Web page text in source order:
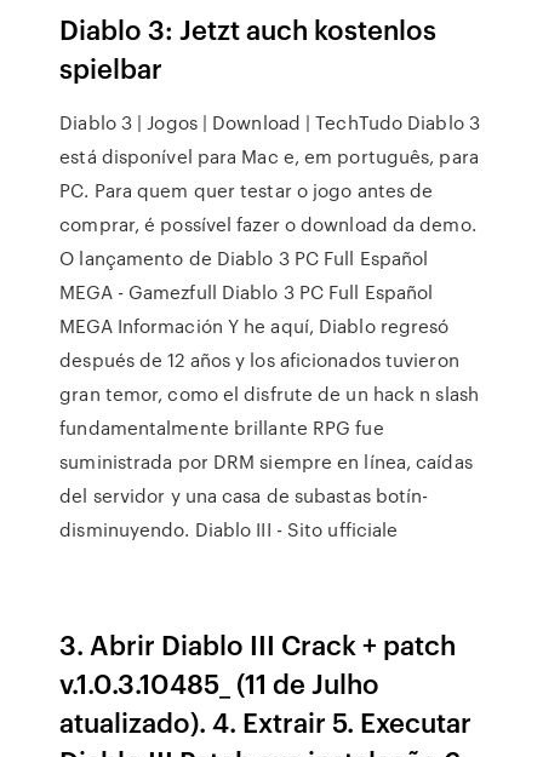
Diablo 3: Jetzt auch kostenlos
spielbar
Diablo 3 | Jogos | Download | TechTudo Diablo 3
está disponível para Mac e, em português, para
PC. Para quem quer testar o jogo antes de
comprar, é possível fazer o download da demo.
O lançamento de Diablo 3 PC Full Español
MEGA - Gamezfull Diablo 3 PC Full Español
MEGA Información Y he aquí, Diablo regresó
después de 12 años y los aficionados tuvieron
gran temor, como el disfrute de un hack n slash
fundamentalmente brillante RPG fue
suministrada por DRM siempre en línea, caídas
del servidor y una casa de subastas botín-
disminuyendo. Diablo III - Sito ufficiale
3. Abrir Diablo III Crack + patch
v.1.0.3.10485_ (11 de Julho
atualizado). 4. Extrair 5. Executar